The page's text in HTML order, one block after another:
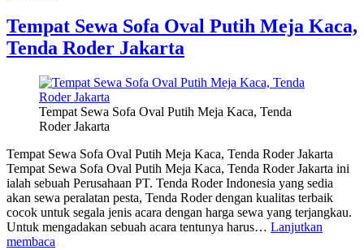
Tempat Sewa Sofa Oval Putih Meja Kaca,
Tenda Roder Jakarta
Tempat Sewa Sofa Oval Putih Meja Kaca, Tenda
Roder Jakarta
Tempat Sewa Sofa Oval Putih Meja Kaca, Tenda Roder Jakarta
Tempat Sewa Sofa Oval Putih Meja Kaca, Tenda Roder Jakarta ini
ialah sebuah Perusahaan PT. Tenda Roder Indonesia yang sedia
akan sewa peralatan pesta, Tenda Roder dengan kualitas terbaik
cocok untuk segala jenis acara dengan harga sewa yang terjangkau.
Untuk mengadakan sebuah acara tentunya harus… Lanjutkan
membaca